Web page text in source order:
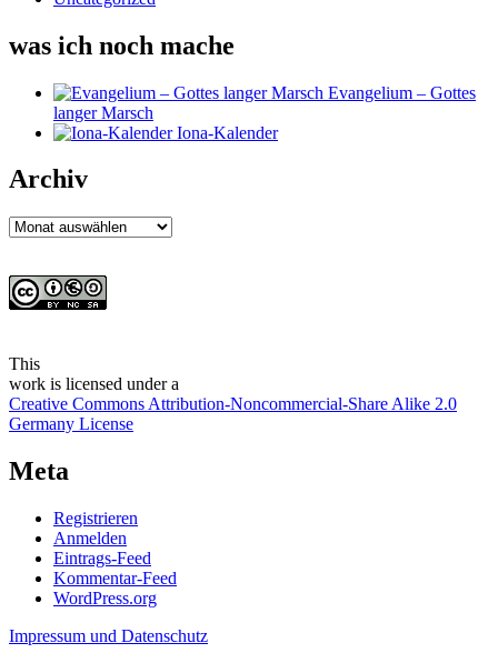
was ich noch mache
Evangelium – Gottes
langer Marsch
Iona-Kalender
Archiv
Archiv
This
work is licensed under a
Creative Commons Attribution-Noncommercial-Share Alike 2.0
Germany License
Meta
Registrieren
Anmelden
Eintrags-Feed
Kommentar-Feed
WordPress.org
Impressum und Datenschutz